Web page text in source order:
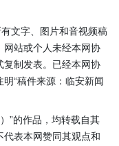
文字、图片和音视频稿
网站或个人未经本网协
复制发表。已经本网协
“稿件来源：临安新闻
”的作品，均转载自其
表本网赞同其观点和